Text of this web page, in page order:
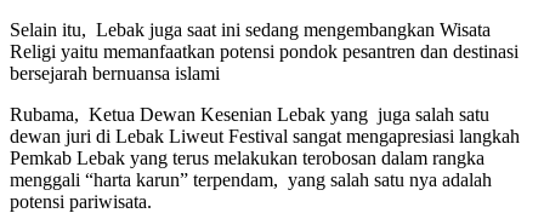
Selain itu, Lebak juga saat ini sedang mengembangkan Wisata
Religi yaitu memanfaatkan potensi pondok pesantren dan destinasi
bersejarah bernuansa islami
Rubama, Ketua Dewan Kesenian Lebak yang juga salah satu
dewan juri di Lebak Liweut Festival sangat mengapresiasi langkah
Pemkab Lebak yang terus melakukan terobosan dalam rangka
menggali “harta karun” terpendam, yang salah satu nya adalah
potensi pariwisata.